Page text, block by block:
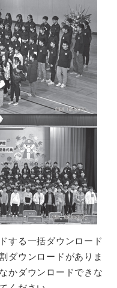
する一括ダウンロード
ダウンロードがありま
かダウンロードできな